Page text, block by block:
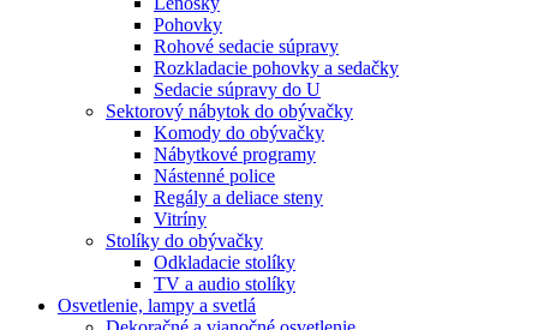
Pohovky
Rohové sedacie súpravy
Rozkladacie pohovky a sedačky
Sedacie súpravy do U
Sektorový nábytok do obývačky
Komody do obývačky
Nábytkové programy
Nástenné police
Regály a deliace steny
Vitríny
Stolíky do obývačky
Odkladacie stolíky
TV a audio stolíky
Osvetlenie, lampy a svetlá